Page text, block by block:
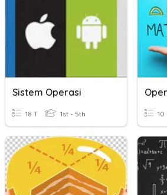
Sistem Operasi
18 T 1st - 5th 10